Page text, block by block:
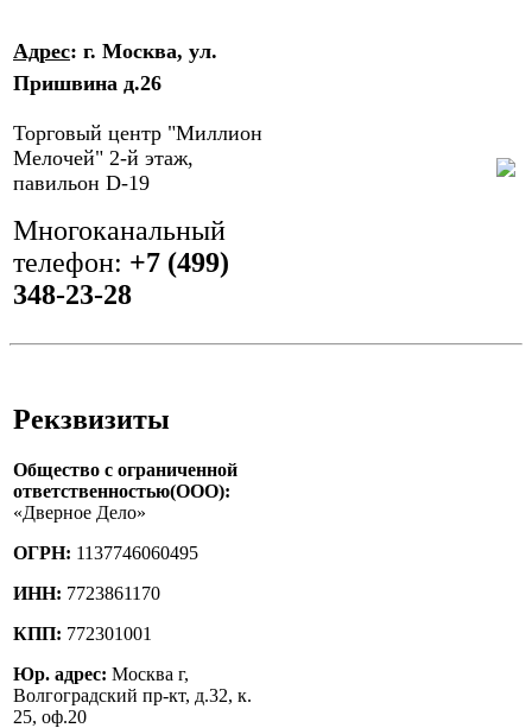
Адрес: г. Москва, ул.
Пришвина д.26
Торговый центр "Миллион
Мелочей" 2-й этаж,
павильон D-19
Многоканальный
телефон: ‎+7 (499)
348-23-28
Рекзвизиты
Общество с ограниченной
ответственностью(ООО):
«Дверное Дело»
ОГРН: 1137746060495
ИНН: 7723861170
КПП: 772301001
Юр. адрес: Москва г,
Волгоградский пр-кт, д.32, к.
25, оф.20